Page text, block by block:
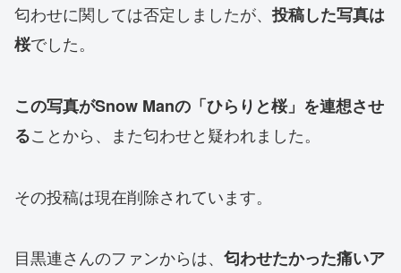
匂わせに関しては否定しましたが、 投稿した写真は
桜でした。
この写真がSnow Manの「ひらりと桜」を連想させ
ることから、また匂わせと疑われました。
その投稿は現在削除されています。
目黒連さんのファンからは、 匂わせたかった痛いア